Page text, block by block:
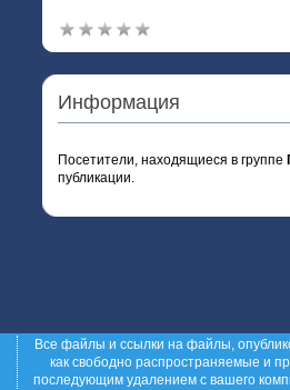
Информация
Посетители, находящиеся в группе
публикации.
Все файлы и ссылки на файлы,
как свободно распространяемые и
последующим удалением с вашего